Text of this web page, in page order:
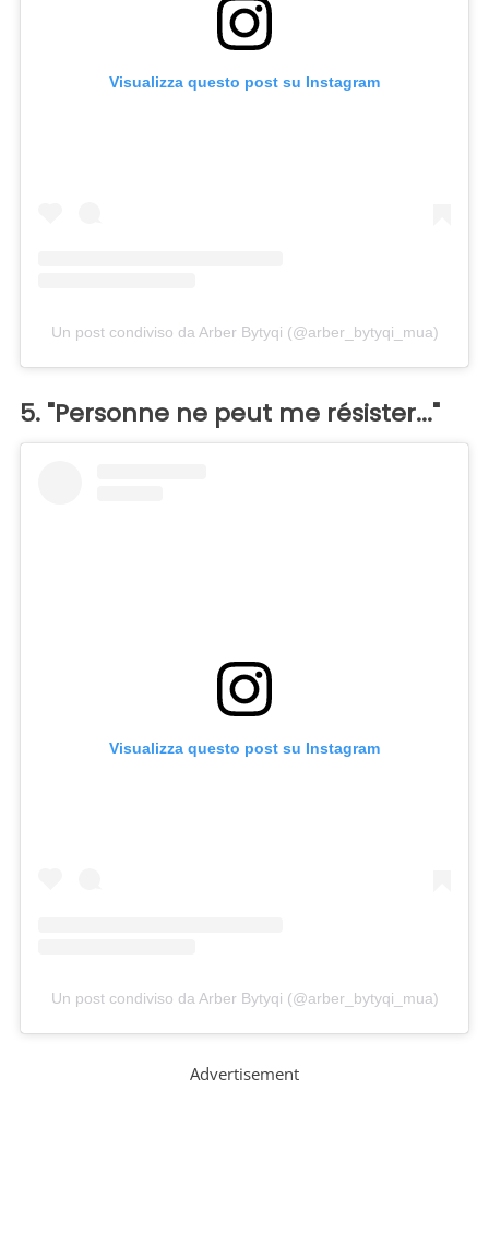
Visualizza questo post su Instagram
Un post condiviso da Arber Bytyqi (@arber_bytyqi_mua)
5. "Personne ne peut me résister..."
Visualizza questo post su Instagram
Un post condiviso da Arber Bytyqi (@arber_bytyqi_mua)
Advertisement